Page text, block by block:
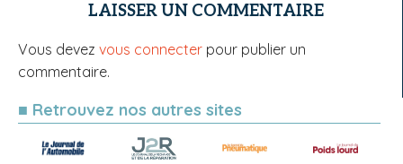
LAISSER UN COMMENTAIRE
Vous devez vous connecter pour publier un
commentaire.
■ Retrouvez nos autres sites